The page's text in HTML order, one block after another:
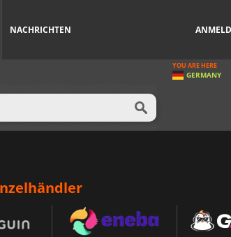
NACHRICHTEN
YOU ARE HERE
GERMANY